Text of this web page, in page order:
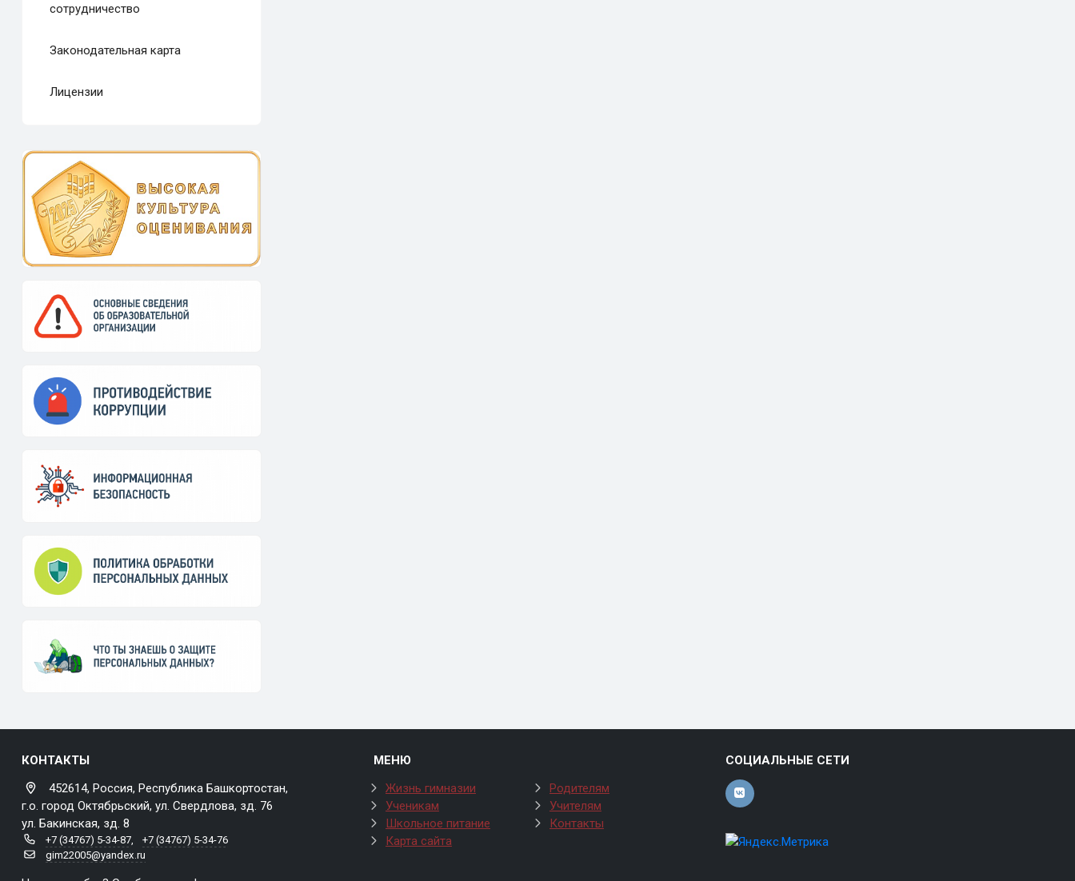
сотрудничество
Законодательная карта
Лицензии
КОНТАКТЫ
452614, Россия, Республика Башкортостан,
г.о. город Октябрьский, ул. Свердлова, зд. 76
ул. Бакинская, зд. 8
+7 (34767) 5-34-87
+7 (34767) 5-34-76
gim22005@yandex.ru
МЕНЮ
Жизнь гимназии
Родителям
Ученикам
Учителям
Школьное питание
Контакты
Карта сайта
СОЦИАЛЬНЫЕ СЕТИ